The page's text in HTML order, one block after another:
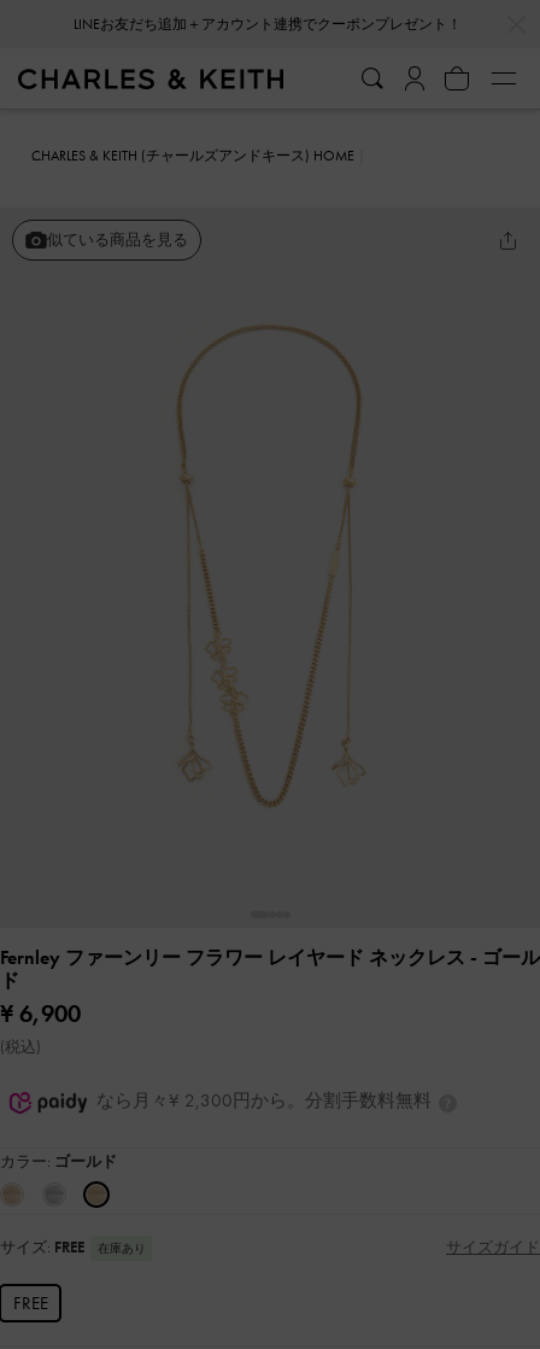
LINEお友だち追加＋アカウント連携でクーポンプレゼント！
CHARLES & KEITH (チャールズアンドキース) HOME
似ている商品を見る
Fernley ファーンリー フラワー レイヤード ネックレス - ゴール
ド
¥ 6,900
(税込)
なら月々¥ 2,300円から。分割手数料無料
カラー: ゴールド
サイズ: FREE 在庫あり サイズガイド
FREE